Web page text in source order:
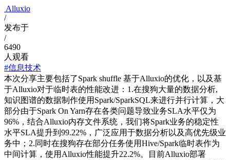
Alluxio
/
发布于
/
6490
人观看
#信息技术
本次分享主要包括了Spark shuffle 基于Alluxio的优化，以及基
于Alluxio对于临时表的性能改进：1.在搜狗大量的数据分析,
知识图谱的数据制作使用Spark/SparkSQL来进行并行计算，大
部分由于Spark On Yarn存在各类问题导致业务SLA水平仅为
96%，结合Alluxio内存文件系统，我们将Spark业务的稳定性
水平SLA提升到99.22%，广泛应用于数据分析以及高优先级业
务中；2.同时在搜狗存在部分任务使用Hive/Spark临时表作为
中间计算，使用Alluxio性能提升22.2%。目前Alluxio部署